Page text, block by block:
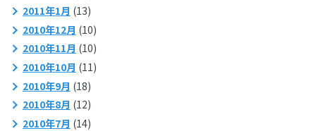
2011年1月 (13)
2010年12月 (10)
2010年11月 (10)
2010年10月 (11)
2010年9月 (18)
2010年8月 (12)
2010年7月 (14)